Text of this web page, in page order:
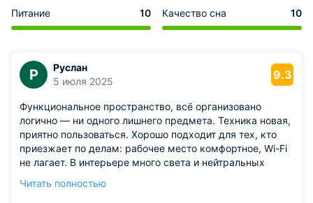
Питание 10 Качество сна 10
Р
Руслан
5 июля 2025
9.3
Функциональное пространство, всё организовано
логично — ни одного лишнего предмета. Техника новая,
приятно пользоваться. Хорошо подходит для тех, кто
приезжает по делам: рабочее место комфортное, Wi-Fi
не лагает. В интерьере много света и нейтральных
но при этом быстро отвечают в мессенджере. Магазин
Читать полностью